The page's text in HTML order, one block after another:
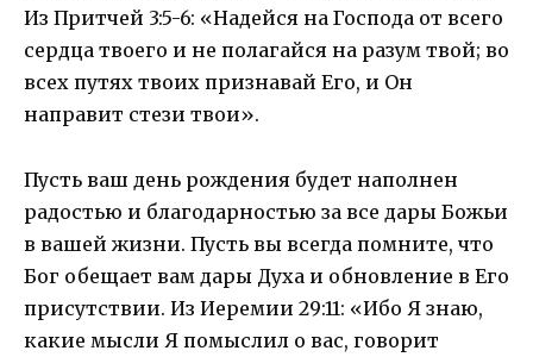
Из Притчей 3:5-6: «Надейся на Господа от всего
сердца твоего и не полагайся на разум твой; во
всех путях твоих признавай Его, и Он
направит стези твои».
Пусть ваш день рождения будет наполнен
радостью и благодарностью за все дары Божьи
в вашей жизни. Пусть вы всегда помните, что
Бог обещает вам дары Духа и обновление в Его
присутствии. Из Иеремии 29:11: «Ибо Я знаю,
какие мысли Я помыслил о вас, говорит